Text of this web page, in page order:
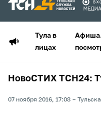
Тула в
лицах
НовоСТИХ ТСН24:
07 ноября 2016, 17:08